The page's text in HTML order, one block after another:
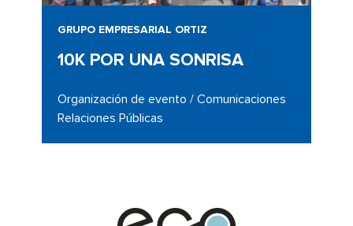
GRUPO EMPRESARIAL ORTIZ
10K POR UNA SONRISA
Organización de evento / Comunicaciones
Relaciones Públicas